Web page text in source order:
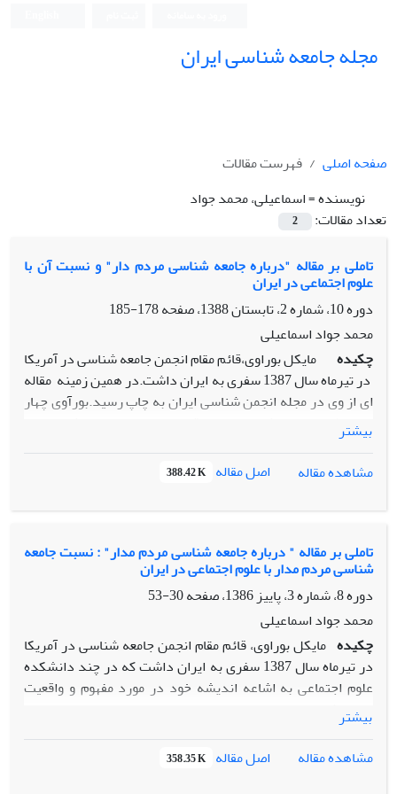
مجله جامعه شناسی ایران
صفحه اصلی
فهرست مقالات
نویسنده =اسماعیلی، محمد جواد
تعداد مقالات:
2
تاملی بر مقاله "درباره جامعه شناسی مردم دار" و نسبت آن با
علوم اجتماعی در ایران
دوره 10، شماره 2، تابستان 1388، صفحه
178-185
محمد جواد اسماعیلی
چکیده
مایکل بوراوی،قائم مقام انجمن جامعه شناسی در آمریکا
در تیرماه سال 1387 سفری به ایران داشت.در همین زمینه مقاله
ای از وی در مجله انجمن شناسی ایران به چاپ رسید.بورآوی چهار
نوع وظیفه جامعه شناسی را در قالب چهار نوع جامعه شناسی به
قرار زیر طبقه بندی نموده است:جامعه شناسی سیاستگذار که در
خدمت هدفی است که کار فرمایش تعیین میکند و در صدد است
که یا با داده های اجتماعی بر ای مشکلات سفارش داده شده راه
حلهایی بیابد و یا به راه حلهای موجود مشروعیت علمی ببخشد.
بیشتر
مشاهده مقاله
اصل مقاله 388.42 K
تاملی بر مقاله " درباره جامعه شناسی مردم مدار" : نسبت جامعه
شناسی مردم مدار با علوم اجتماعی در ایران
دوره 8، شماره 3، پاییز 1386، صفحه
30-53
محمد جواد اسماعیلی
چکیده مایکل بوراوی، قائم مقام انجمن جامعه شناسی در آمریکا
در تیرماه سال 1387 سفری به ایران داشت که در چند دانشکده
علوم اجتماعی به اشاعه اندیشه خود در مورد مفهوم و واقعیت
جامعه شناسی مردم مدار پرداخت. در همین زمینه، مقاله ای از وی
در انجمن جامعه شناسی ایران به چاپ رسید. در این نوشتار به
واکاوی و سنجش ایده مایکل بوراوی در مورد " بازگشت به گروه
های مردمی " از طریق جامعه شناسی مردم مدار می پردازیم و در
بیشتر
مشاهده مقاله
اصل مقاله 358.35 K